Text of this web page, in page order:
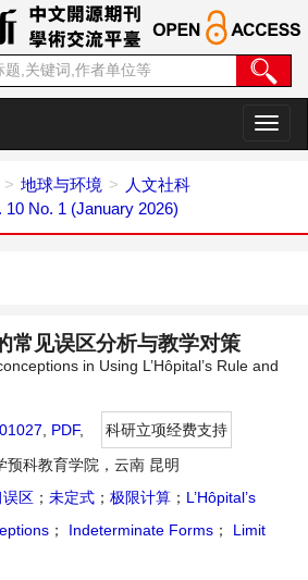
切
换
地球与环境
人文社科
10 No. 1 (January 2026)
常见误区分析与教学对策
in Using L’Hôpital’s Rule and
PDF,
科研立项经费支持
预科教育学院，云南 昆明
误区 ； 未定式 ； 极限计算 ； L’Hôpital’s
； Indeterminate Forms ；
Limit